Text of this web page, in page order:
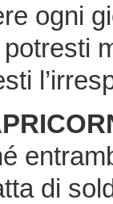
ogni
di